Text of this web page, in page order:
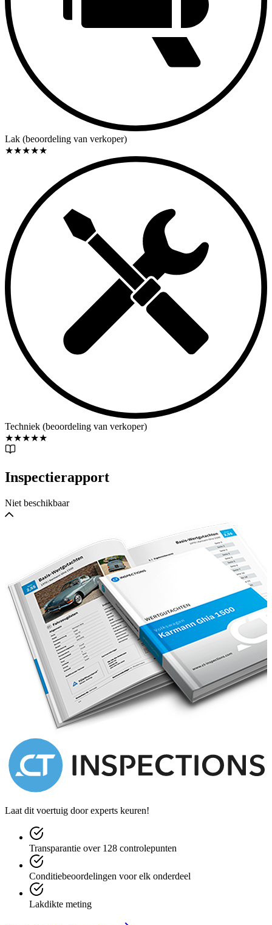
Lak (beoordeling van verkoper)
★★★★★
Techniek (beoordeling van verkoper)
★★★★★
Inspectierapport
Niet beschikbaar
Laat dit voertuig door experts keuren!
Transparantie over 128 controlepunten
Conditiebeoordelingen voor elk onderdeel
Lakdikte meting